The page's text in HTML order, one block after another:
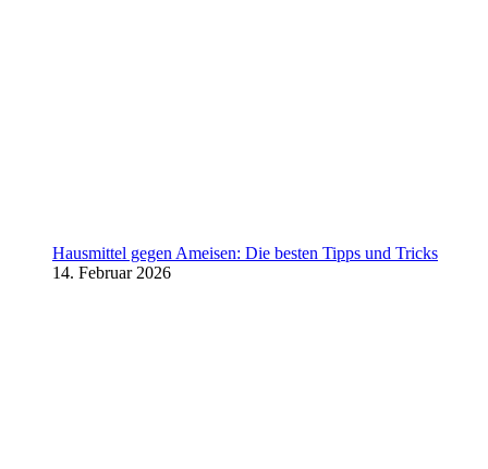
Hausmittel gegen Ameisen: Die besten Tipps und Tricks
14. Februar 2026